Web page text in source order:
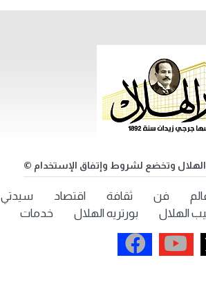
وتخضع لشروط وإتفاق الإستخدام ©
فن ثقافة اقتصاد سيدتي
الهلال بورتريه الهلال خدمات